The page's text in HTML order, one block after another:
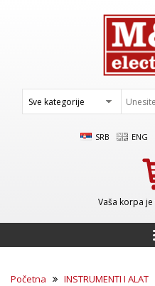
SRB ENG
Vaša korpa
Početna INSTRUMENTI I ALAT